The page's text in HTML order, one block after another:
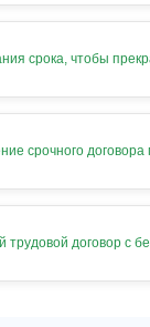
срока, чтобы
срочного договора
трудовой договор с